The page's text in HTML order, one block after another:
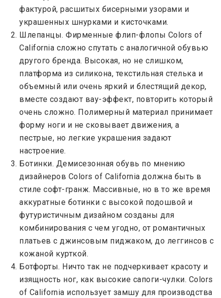
фактурой, расшитых бисерными узорами и
украшенных шнурками и кисточками.
Шлепанцы. Фирменные флип-флопы Colors of
California сложно спутать с аналогичной обувью
другого бренда. Высокая, но не слишком,
платформа из силикона, текстильная стелька и
объемный или очень яркий и блестящий декор,
вместе создают вау-эффект, повторить который
очень сложно. Полимерный материал принимает
форму ноги и не сковывает движения, а
пестрые, но легкие украшения задают
настроение.
Ботинки. Демисезонная обувь по мнению
дизайнеров Colors of California должна быть в
стиле софт-гранж. Массивные, но в то же время
аккуратные ботинки с высокой подошвой и
футуристичным дизайном созданы для
комбинирования с чем угодно, от романтичных
платьев с джинсовым пиджаком, до леггинсов с
кожаной курткой.
Ботфорты. Ничто так не подчеркивает красоту и
изящность ног, как высокие сапоги-чулки. Colors
of California использует замшу для производства